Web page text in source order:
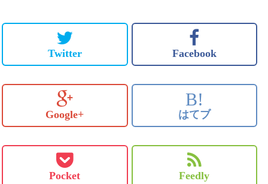
Twitter Facebook
Google+
B!
はてブ
Pocket Feedly